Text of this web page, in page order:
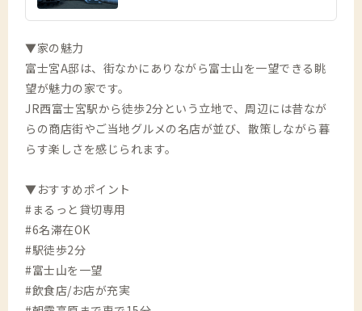
▼家の魅力
富士宮A邸は、街なかにありながら富士山を一望できる眺
望が魅力の家です。
JR西富士宮駅から徒歩2分という立地で、周辺には昔なが
らの商店街やご当地グルメの名店が並び、散策しながら暮
らす楽しさを感じられます。
▼おすすめポイント
#まるっと貸切専用
#6名滞在OK
#駅徒歩2分
#富士山を一望
#飲食店/お店が充実